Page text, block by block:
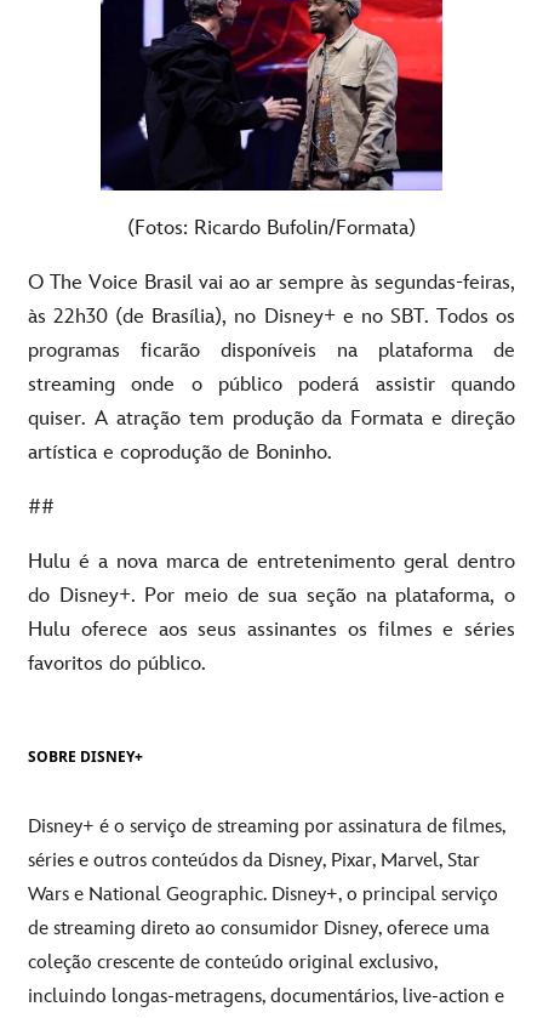
(Fotos: Ricardo Bufolin/Formata)
O The Voice Brasil vai ao ar sempre às segundas-feiras,
às 22h30 (de Brasília), no Disney+ e no SBT. Todos os
programas ficarão disponíveis na plataforma de
streaming onde o público poderá assistir quando
quiser. A atração tem produção da Formata e direção
artística e coprodução de Boninho.
##
Hulu é a nova marca de entretenimento geral dentro
do Disney+. Por meio de sua seção na plataforma, o
Hulu oferece aos seus assinantes os filmes e séries
favoritos do público.
SOBRE DISNEY+
Disney+ é o serviço de streaming por assinatura de filmes,
séries e outros conteúdos da Disney, Pixar, Marvel, Star
Wars e National Geographic. Disney+, o principal serviço
de streaming direto ao consumidor Disney, oferece uma
coleção crescente de conteúdo original exclusivo,
incluindo longas-metragens, documentários, live-action e